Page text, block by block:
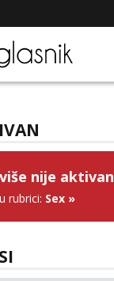
nije aktivan
rubrici: Sex »